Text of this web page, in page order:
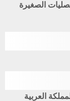
الصغيرة
العربية